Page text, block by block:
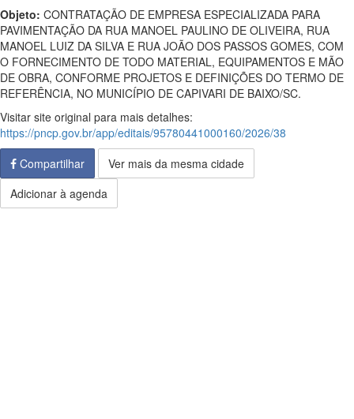
Objeto: CONTRATAÇÃO DE EMPRESA ESPECIALIZADA PARA
PAVIMENTAÇÃO DA RUA MANOEL PAULINO DE OLIVEIRA, RUA
MANOEL LUIZ DA SILVA E RUA JOÃO DOS PASSOS GOMES, COM
O FORNECIMENTO DE TODO MATERIAL, EQUIPAMENTOS E MÃO
DE OBRA, CONFORME PROJETOS E DEFINIÇÕES DO TERMO DE
REFERÊNCIA, NO MUNICÍPIO DE CAPIVARI DE BAIXO/SC.
Visitar site original para mais detalhes:
https://pncp.gov.br/app/editais/95780441000160/2026/38
Compartilhar
Ver mais da mesma cidade
Adicionar à agenda